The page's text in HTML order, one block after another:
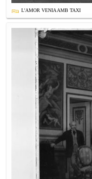
L'AMOR VENIA AMB TAXI